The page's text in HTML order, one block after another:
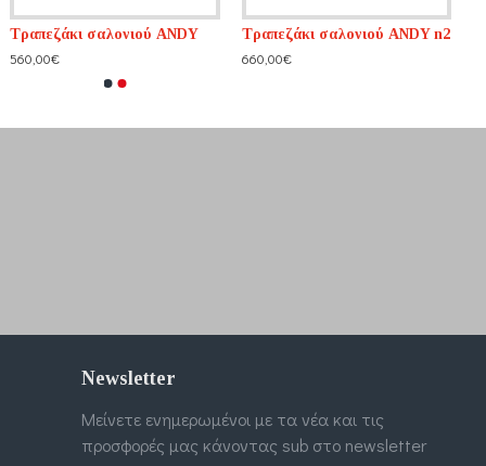
Τραπεζάκι σαλονιού ANDY
560,00€
Τραπεζάκι σαλονιού ANDY n2
660,00€
Newsletter
Μείνετε ενημερωμένοι με τα νέα και τις
προσφορές μας κάνοντας sub στο newsletter